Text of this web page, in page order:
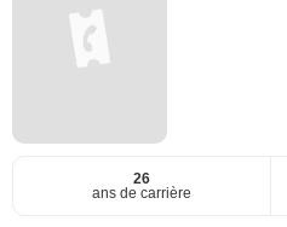
26
ans de carrière